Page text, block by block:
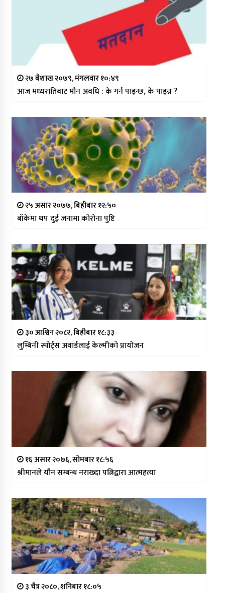
२७ बैशाख २०७९, मंगलवार १०:४९
आज मध्यरातिबाट मौन अवधि : के गर्न पाइन्छ, के पाइन्न ?
२५ असार २०७७, बिहीबार १२:५०
बाँकेमा थप दुई जनामा कोरोना पुष्टि
३० आश्विन २०८२, बिहीबार १८:३३
लुम्बिनी स्पोर्ट्स अवार्डलाई केल्मीको प्रायोजन
१६ असार २०७६, सोमबार १८:५६
श्रीमानले यौन सम्बन्ध नराख्दा पत्निद्वारा आत्महत्या
३ चैत्र २०८०, शनिबार १८:०५